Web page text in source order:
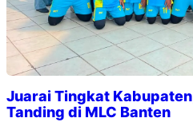
Juarai Tingkat
Tanding di MLC Banten